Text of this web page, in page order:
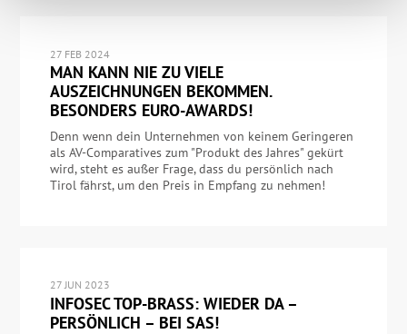
27 FEB 2024
MAN KANN NIE ZU VIELE
AUSZEICHNUNGEN BEKOMMEN.
BESONDERS EURO-AWARDS!
Denn wenn dein Unternehmen von keinem Geringeren
als AV-Comparatives zum "Produkt des Jahres" gekürt
wird, steht es außer Frage, dass du persönlich nach
Tirol fährst, um den Preis in Empfang zu nehmen!
27 JUN 2023
INFOSEC TOP-BRASS: WIEDER DA –
PERSÖNLICH – BEI SAS!